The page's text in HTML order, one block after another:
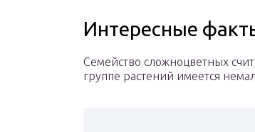
Интересные
Семейство сложноцветных
группе растений имеется